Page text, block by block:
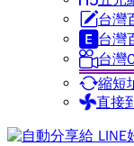
台灣
台灣
台灣
縮短
直接